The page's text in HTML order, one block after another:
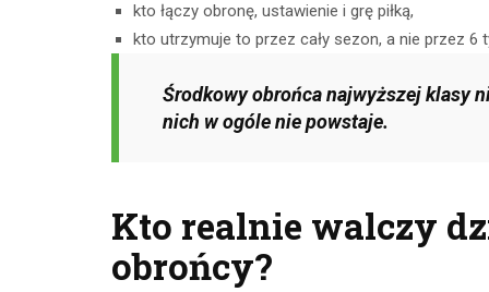
kto łączy obronę, ustawienie i grę piłką,
kto utrzymuje to przez cały sezon, a nie przez 6
Środkowy obrońca najwyższej klasy
nich w ogóle nie powstaje.
Kto realnie walczy
obrońcy?